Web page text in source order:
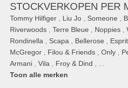
STOCKVERKOPEN PER
Tommy Hilfiger , Liu Jo , Someone ,
Riverwoods , Terre Bleue , Noppies ,
Rondinella , Scapa , Bellerose , Esprit
McGregor , Filou & Friends , Only ,
Armani , Vila , Froy & Dind , ...
Toon alle merken